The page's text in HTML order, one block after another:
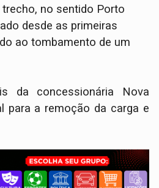
no sentido Porto
desde as primeiras
ao tombamento de um
da concessionária Nova
para a remoção da carga e